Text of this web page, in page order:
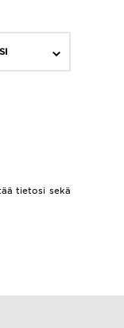
tietosi sekä